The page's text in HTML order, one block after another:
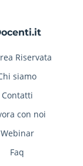
Riservata
siamo
Contatti
con noi
Webinar
Faq